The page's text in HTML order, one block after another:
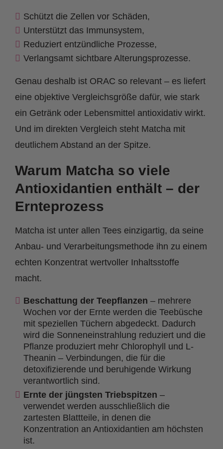
Schützt die Zellen vor Schäden,
Unterstützt das Immunsystem,
Reduziert entzündliche Prozesse,
Verlangsamt sichtbare Alterungsprozesse.
Genau deshalb ist ORAC so relevant – es liefert
eine objektive Vergleichsgröße dafür, wie stark
ein Getränk oder Lebensmittel antioxidativ wirkt.
Und im direkten Vergleich steht Matcha mit
deutlichem Abstand an der Spitze.
Warum Matcha so viele
Antioxidantien enthält – der
Ernteprozess
Matcha ist unter allen Tees einzigartig, da seine
Anbau- und Verarbeitungsmethode ihn zu einem
echten Konzentrat wertvoller Inhaltsstoffe
macht.
Beschattung der Teepflanzen – mehrere
Wochen vor der Ernte werden die Teebüsche
mit speziellen Tüchern abgedeckt. Dadurch
wird die Sonneneinstrahlung reduziert und die
Pflanze produziert mehr Chlorophyll und L-
Theanin – Verbindungen, die für die
detoxifizierende und beruhigende Wirkung
verantwortlich sind.
Ernte der jüngsten Triebspitzen –
verwendet werden ausschließlich die
zartesten Blattteile, in denen die
Konzentration an Antioxidantien am höchsten
ist.